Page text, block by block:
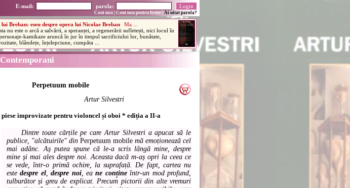
E-mail: parola:
Cont nou Cont nou pentru firme Ai uitat parola?
Contemporani
Perpetuum mobile
Artur Silvestri
piese improvizate pentru violoncel și oboi * ediția a II-a
Dintre toate cărțile pe care Artur Silvestri a apucat să le
publice, "alcătuirile" din Perpetuum mobile mă emoționează cel
mai adânc. Aș putea spune că le-a scris lângă mine, despre
mine și mai ales despre noi. Aceasta dacă m-aș opri la ceea ce
se vede, într-o primă ochire, la suprafață. De fapt, cartea nu
estedespre el,despre noi, eane conțineîntr-un mod profund,
tulburător și greu de explicat. Precum pictorii din alte vremuri